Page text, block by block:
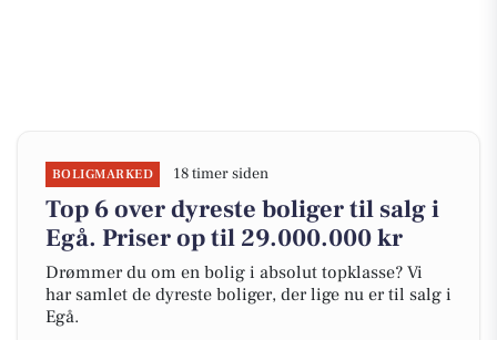
BOLIGMARKED 18 timer siden
Top 6 over dyreste boliger til salg i
Egå. Priser op til 29.000.000 kr
Drømmer du om en bolig i absolut topklasse? Vi
har samlet de dyreste boliger, der lige nu er til salg i
Egå.